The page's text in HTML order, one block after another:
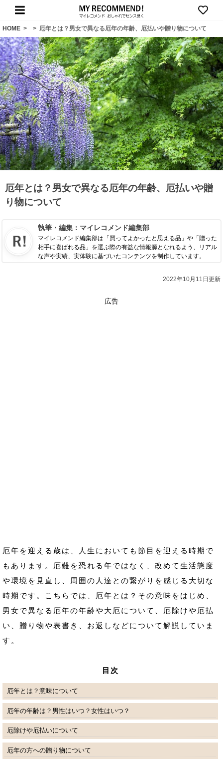
HOME > > 厄年とは？男女で異なる厄年の年齢、厄払いや贈り物について
厄年とは？男女で異なる厄年の年齢、厄払いや贈
り物について
執筆・編集： マイレコメンド編集部
マイレコメンド編集部は「買ってよかったと思える品」や「贈った
相手に喜ばれる品」を選ぶ際の有益な情報源となれるよう、リアル
な声や実績、実体験に基づいたコンテンツを制作しています。
2022年10月11日更新
広告
厄年を迎える歳は、人生においても節目を迎える時期で
もあります。厄難を恐れる年ではなく、改めて生活態度
や環境を見直し、周囲の人達との繋がりを感じる大切な
時期です。こちらでは、厄年とは？その意味をはじめ、
男女で異なる厄年の年齢や大厄について、厄除けや厄払
い、贈り物や表書き、お返しなどについて解説していま
す。
目次
厄年とは？意味について
厄年の年齢は？男性はいつ？女性はいつ？
厄除けや厄払いについて
厄年の方への贈り物について